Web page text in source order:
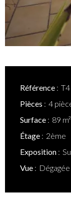
Référence
Pièces
4
Surface
89 m²
Étage
2ème
Exposition
Vue
Dégagée